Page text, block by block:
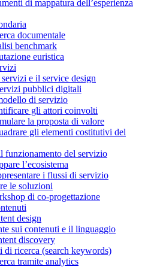
di mappatura dell’esperienza
documentale
benchmark
euristica
e il service design
pubblici digitali
di servizio
gli attori coinvolti
la proposta di valore
gli elementi costitutivi del
funzionamento del servizio
l’ecosistema
i flussi di servizio
le soluzioni
di co-progettazione
design
sui contenuti e il linguaggio
discovery
di ricerca (search keywords)
tramite analytics